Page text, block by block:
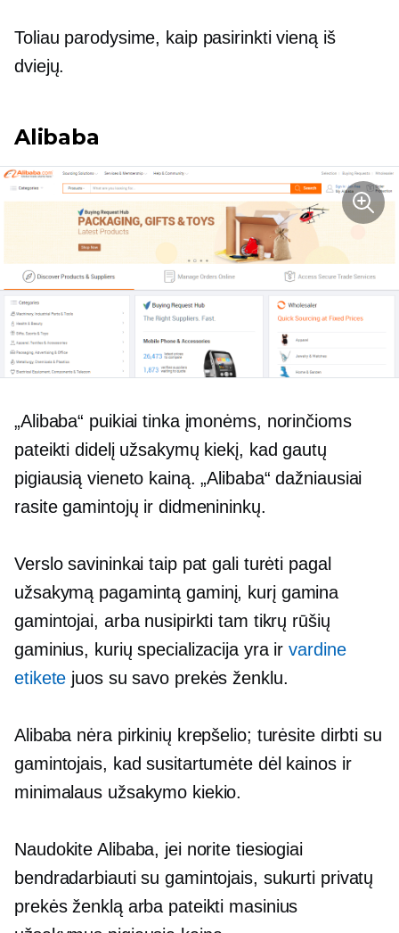
Toliau parodysime, kaip pasirinkti vieną iš
dviejų.
Alibaba
„Alibaba“ puikiai tinka įmonėms, norinčioms
pateikti didelį užsakymų kiekį, kad gautų
pigiausią vieneto kainą. „Alibaba“ dažniausiai
rasite gamintojų ir didmenininkų.
Verslo savininkai taip pat gali turėti pagal
užsakymą pagamintą gaminį, kurį gamina
gamintojai, arba nusipirkti tam tikrų rūšių
gaminius, kurių specializacija yra irvardine
etikete juos su savo prekės ženklu.
Alibaba nėra pirkinių krepšelio; turėsite dirbti su
gamintojais, kad susitartumėte dėl kainos ir
minimalaus užsakymo kiekio.
Naudokite Alibaba, jei norite tiesiogiai
bendradarbiauti su gamintojais, sukurti privatų
prekės ženklą arba pateikti masinius